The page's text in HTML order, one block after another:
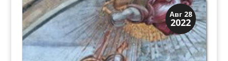
Авг 28
2022
Династии
Заговоры и войны